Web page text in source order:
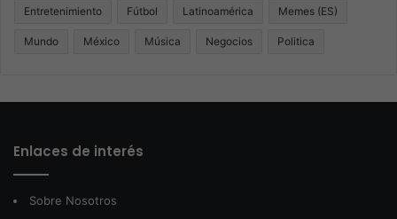
Entretenimiento Fútbol Latinoamérica Memes (ES)
Mundo México Música Negocios Politica
Enlaces de interés
Sobre Nosotros